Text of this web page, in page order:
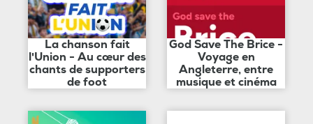
La chanson fait
l'Union - Au cœur des
chants de supporters
de foot
God Save The Brice -
Voyage en
Angleterre, entre
musique et cinéma